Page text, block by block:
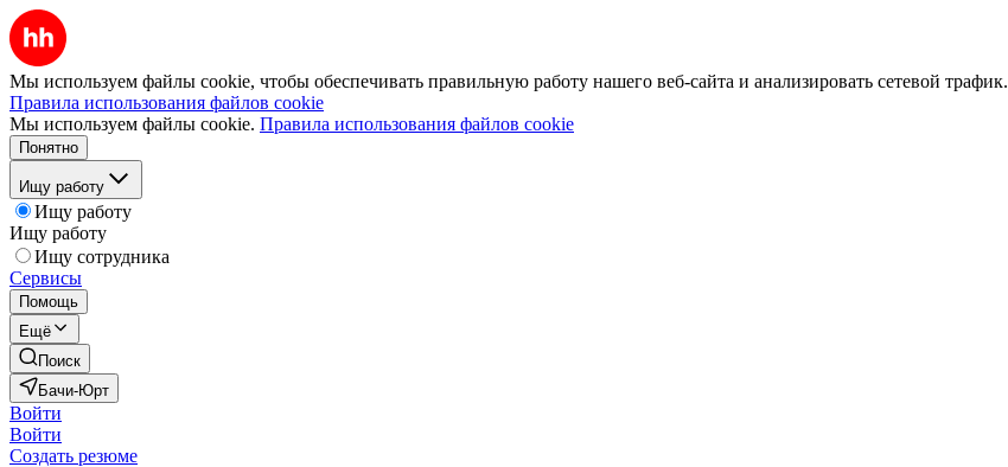
Мы используем файлы cookie, чтобы обеспечивать правильную работу нашего веб-сайта и анализировать сетевой трафик.
Правила использования файлов cookie
Мы используем файлы cookie. Правила использования файлов cookie
Понятно
Ищу работу
Ищу работу
Ищу работу
Ищу сотрудника
Сервисы
Помощь
Ещё
Поиск
Бачи-Юрт
Войти
Войти
Создать резюме